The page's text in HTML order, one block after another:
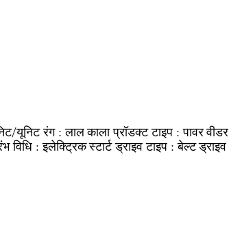
यूनिट रंग :लाल काला प्रॉडक्ट टाइप :पावर वीडर
विधि :इलेक्ट्रिक स्टार्ट ड्राइव टाइप :बेल्ट ड्राइव